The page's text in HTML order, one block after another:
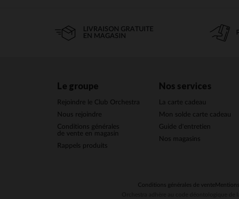
LIVRAISON GRATUITE
EN MAGASIN
Le groupe
Rejoindre le Club Orchestra
Nous rejoindre
Conditions générales
de vente en magasin
Rappels produits
Nos services
La carte cadeau
Mon solde carte cadeau
Guide d'entretien
Nos magasins
Conditions générales de vente